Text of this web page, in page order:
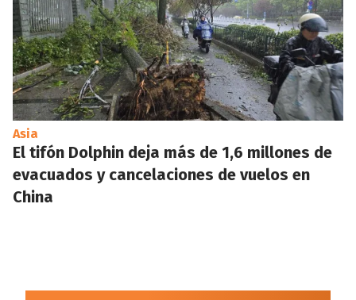
Asia
El tifón Dolphin deja más de 1,6 millones de
evacuados y cancelaciones de vuelos en
China